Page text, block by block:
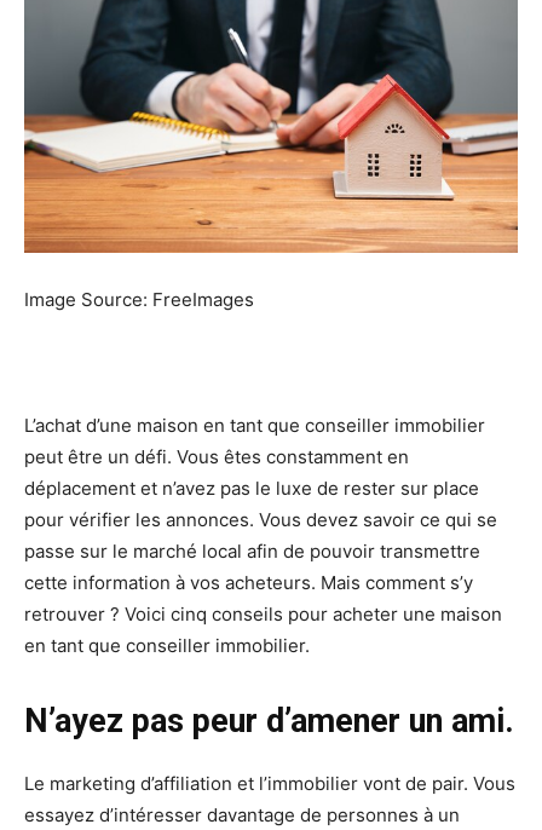
Image Source: FreeImages
L’achat d’une maison en tant que conseiller immobilier
peut être un défi. Vous êtes constamment en
déplacement et n’avez pas le luxe de rester sur place
pour vérifier les annonces. Vous devez savoir ce qui se
passe sur le marché local afin de pouvoir transmettre
cette information à vos acheteurs. Mais comment s’y
retrouver ? Voici cinq conseils pour acheter une maison
en tant que conseiller immobilier.
N’ayez pas peur d’amener un ami.
Le marketing d’affiliation et l’immobilier vont de pair. Vous
essayez d’intéresser davantage de personnes à un